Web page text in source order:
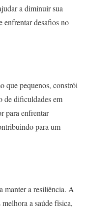
a diminuir sua
enfrentar desafios no
que pequenos, constrói
de dificuldades em
para enfrentar
para um
manter a resiliência. A
a saúde física,